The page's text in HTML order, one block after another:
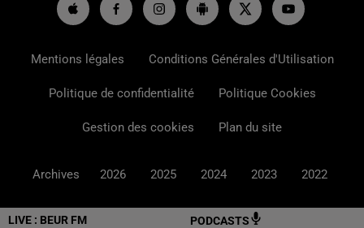
LIVE : BEUR FM PODCASTS
Mentions légales Conditions Générales d'Utilisation
Politique de confidentialité Politique Cookies
Gestion des cookies Plan du site
Archives 2026 2025 2024 2023 2022